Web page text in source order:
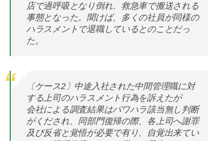
店で過呼吸となり倒れ、救急車で搬送される
事態となった。聞けば、多くの社員が同様の
ハラスメントで退職しているとのことだっ
た。
〔ケース2〕中途入社された中間管理職に対
する上司のハラスメント行為を訴えたが
会社による調査結果はパワハラ該当無し判断
がくだされ、同部門復帰の際、各上司へ謝罪
及び反省と覚悟が必要で有り、自覚出来てい